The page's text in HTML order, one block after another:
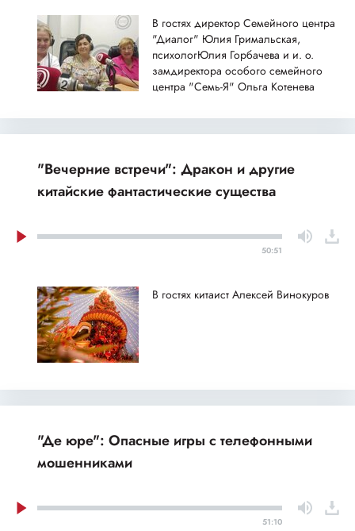
В гостях директор Семейного центра
"Диалог" Юлия Гримальская,
психологЮлия Горбачева и и. о.
замдиректора особого семейного
центра "Семь-Я" Ольга Котенева
"Вечерние встречи": Дракон и другие
китайские фантастические существа
50:51
В гостях китаист Алексей Винокуров
"Де юре": Опасные игры с телефонными
мошенниками
51:10